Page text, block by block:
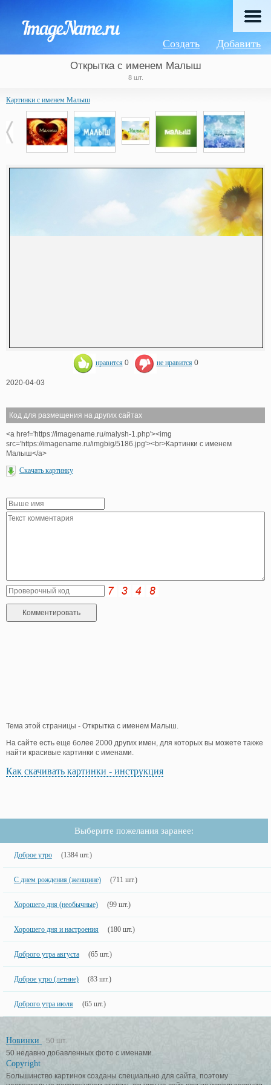
Добавить
Создать
Открытка с именем Малыш
8 шт.
Картинки с именем Малыш
нравится 0 не нравится 0
2020-04-03
Код для размещения на других сайтах
<a href='https://imagename.ru/malysh-1.php'><img
src='https://imagename.ru/imgbig/5186.jpg'><br>Картинки с именем
Малыш</a>
Скачать картинку
Тема этой страницы - Открытка с именем Малыш.
На сайте есть еще более 2000 других имен, для которых вы можете также
найти красивые картинки с именами.
Как скачивать картинки - инструкция
Выберите пожелания заранее:
Доброе утро (1384 шт.)
С днем рождения (женщине) (711 шт.)
Хорошего дня (необычные) (99 шт.)
Хорошего дня и настроения (180 шт.)
Доброго утра августа (65 шт.)
Доброе утро (летние) (83 шт.)
Доброго утра июля (65 шт.)
Новинки
50 шт.
50 недавно добавленных фото с именами.
Copyright
Большинство картинок созданы специально для сайта, поэтому